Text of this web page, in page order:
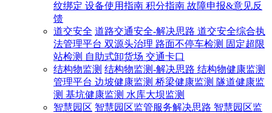
纹绑定 设备使用指南 积分指南 故障申报&意见反
馈
道交安全 道路交通安全-解决思路 道交安全综合执
法管理平台 双源头治理 路面不停车检测 固定超限
站检测 自助式卸货场 交通卡口
结构物监测 结构物监测-解决思路 结构物健康监测
管理平台 边坡健康监测 桥梁健康监测 隧道健康监
测 基坑健康监测 水库大坝监测
智慧园区 智慧园区监管服务解决思路 智慧园区监